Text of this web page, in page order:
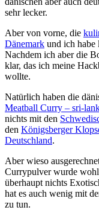
sehr lecker.
Aber von vorne, die
Dänemark und ich habe
Nachdem ich aber die
klar, das ich meine
wollte.
Natürlich haben die
Meatball Curry – sri-
nichts mit den
den Königsberger
Deutschland.
Aber wieso
Currypulver wurde
überhaupt nichts
hat es auch wenig mit
zu tun.